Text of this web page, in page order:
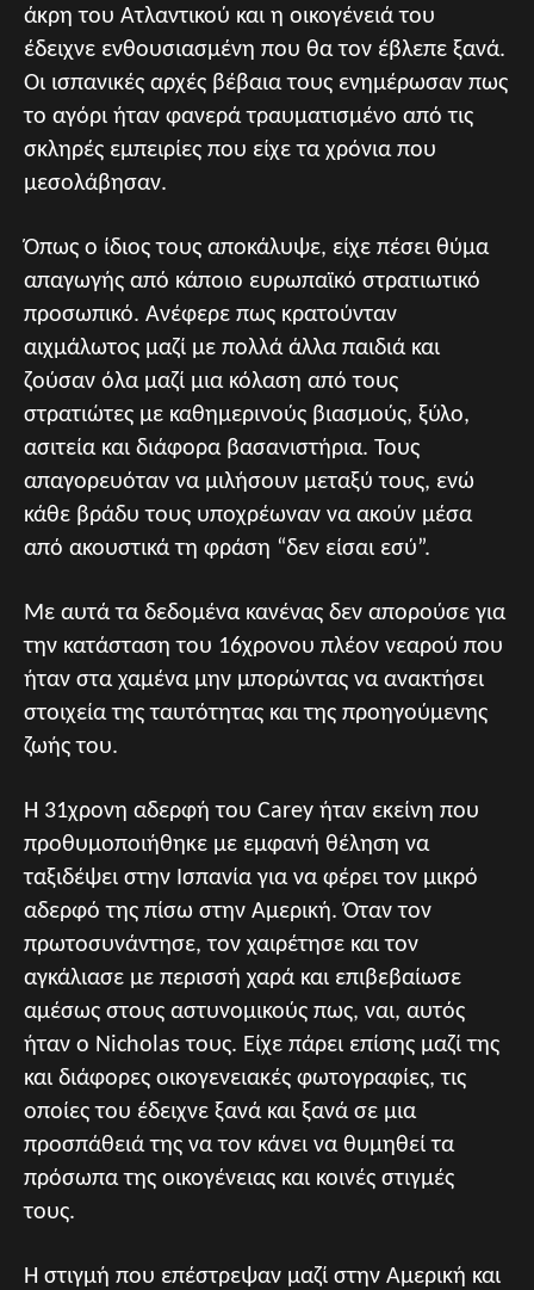
άκρη του Ατλαντικού και η οικογένειά του
έδειχνε ενθουσιασμένη που θα τον έβλεπε ξανά.
Οι ισπανικές αρχές βέβαια τους ενημέρωσαν πως
το αγόρι ήταν φανερά τραυματισμένο από τις
σκληρές εμπειρίες που είχε τα χρόνια που
μεσολάβησαν.
Όπως ο ίδιος τους αποκάλυψε, είχε πέσει θύμα
απαγωγής από κάποιο ευρωπαϊκό στρατιωτικό
προσωπικό. Ανέφερε πως κρατούνταν
αιχμάλωτος μαζί με πολλά άλλα παιδιά και
ζούσαν όλα μαζί μια κόλαση από τους
στρατιώτες με καθημερινούς βιασμούς, ξύλο,
ασιτεία και διάφορα βασανιστήρια. Τους
απαγορευόταν να μιλήσουν μεταξύ τους, ενώ
κάθε βράδυ τους υποχρέωναν να ακούν μέσα
από ακουστικά τη φράση “δεν είσαι εσύ”.
Με αυτά τα δεδομένα κανένας δεν απορούσε για
την κατάσταση του 16χρονου πλέον νεαρού που
ήταν στα χαμένα μην μπορώντας να ανακτήσει
στοιχεία της ταυτότητας και της προηγούμενης
ζωής του.
Η 31χρονη αδερφή του Carey ήταν εκείνη που
προθυμοποιήθηκε με εμφανή θέληση να
ταξιδέψει στην Ισπανία για να φέρει τον μικρό
αδερφό της πίσω στην Αμερική. Όταν τον
πρωτοσυνάντησε, τον χαιρέτησε και τον
αγκάλιασε με περισσή χαρά και επιβεβαίωσε
αμέσως στους αστυνομικούς πως, ναι, αυτός
ήταν ο Nicholas τους. Είχε πάρει επίσης μαζί της
και διάφορες οικογενειακές φωτογραφίες, τις
οποίες του έδειχνε ξανά και ξανά σε μια
προσπάθειά της να τον κάνει να θυμηθεί τα
πρόσωπα της οικογένειας και κοινές στιγμές
τους.
Η στιγμή που επέστρεψαν μαζί στην Αμερική και